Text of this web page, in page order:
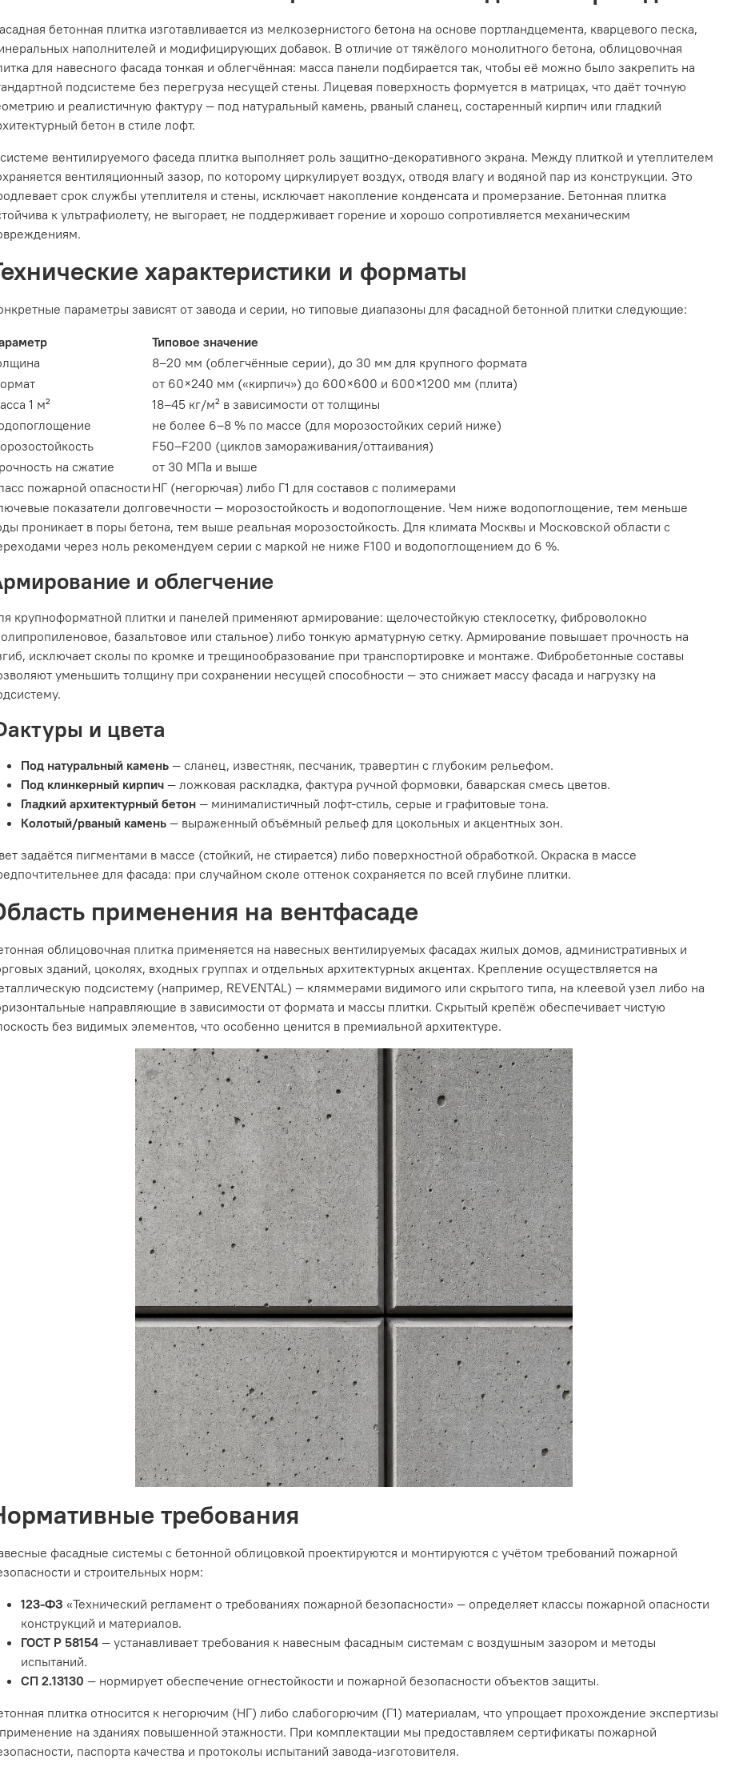
бетонная плитка изготавливается из мелкозернистого бетона на основе портландцемента, кварцевого песка,
наполнителей и модифицирующих добавок. В отличие от тяжёлого монолитного бетона, облицовочная
для навесного фасада тонкая и облегчённая: масса панели подбирается так, чтобы её можно было закрепить на
подсистеме без перегруза несущей стены. Лицевая поверхность формуется в матрицах, что даёт точную
и реалистичную фактуру — под натуральный камень, рваный сланец, состаренный кирпич или гладкий
бетон в стиле лофт.
вентилируемого фаседа плитка выполняет роль защитно-декоративного экрана. Между плиткой и утеплителем
вентиляционный зазор, по которому циркулирует воздух, отводя влагу и водяной пар из конструкции. Это
срок службы утеплителя и стены, исключает накопление конденсата и промерзание. Бетонная плитка
к ультрафиолету, не выгорает, не поддерживает горение и хорошо сопротивляется механическим
характеристики и форматы
параметры зависят от завода и серии, но типовые диапазоны для фасадной бетонной плитки следующие:
Типовое значение
8–20 мм (облегчённые серии), до 30 мм для крупного формата
от 60×240 мм («кирпич») до 600×600 и 600×1200 мм (плита)
1 м²
18–45 кг/м² в зависимости от толщины
не более 6–8 % по массе (для морозостойких серий ниже)
F50–F200 (циклов замораживания/оттаивания)
на сжатие
от 30 МПа и выше
пожарной опасности НГ (негорючая) либо Г1 для составов с полимерами
показатели долговечности — морозостойкость и водопоглощение. Чем ниже водопоглощение, тем меньше
проникает в поры бетона, тем выше реальная морозостойкость. Для климата Москвы и Московской области с
через ноль рекомендуем серии с маркой не ниже F100 и водопоглощением до 6 %.
и облегчение
крупноформатной плитки и панелей применяют армирование: щелочестойкую стеклосетку, фиброволокно
базальтовое или стальное) либо тонкую арматурную сетку. Армирование повышает прочность на
исключает сколы по кромке и трещинообразование при транспортировке и монтаже. Фибробетонные составы
уменьшить толщину при сохранении несущей способности — это снижает массу фасада и нагрузку на
и цвета
Под натуральный камень — сланец, известняк, песчаник, травертин с глубоким рельефом.
Под клинкерный кирпич — ложковая раскладка, фактура ручной формовки, баварская смесь цветов.
Гладкий архитектурный бетон — минималистичный лофт-стиль, серые и графитовые тона.
Колотый/рваный камень — выраженный объёмный рельеф для цокольных и акцентных зон.
задаётся пигментами в массе (стойкий, не стирается) либо поверхностной обработкой. Окраска в массе
для фасада: при случайном сколе оттенок сохраняется по всей глубине плитки.
применения на вентфасаде
облицовочная плитка применяется на навесных вентилируемых фасадах жилых домов, административных и
зданий, цоколях, входных группах и отдельных архитектурных акцентах. Крепление осуществляется на
подсистему (например, REVENTAL) — кляммерами видимого или скрытого типа, на клеевой узел либо на
направляющие в зависимости от формата и массы плитки. Скрытый крепёж обеспечивает чистую
без видимых элементов, что особенно ценится в премиальной архитектуре.
требования
фасадные системы с бетонной облицовкой проектируются и монтируются с учётом требований пожарной
и строительных норм:
123-ФЗ «Технический регламент о требованиях пожарной безопасности» — определяет классы пожарной опасности
конструкций и материалов.
ГОСТ Р 58154 — устанавливает требования к навесным фасадным системам с воздушным зазором и методы
испытаний.
СП 2.13130 — нормирует обеспечение огнестойкости и пожарной безопасности объектов защиты.
плитка относится к негорючим (НГ) либо слабогорючим (Г1) материалам, что упрощает прохождение экспертизы
на зданиях повышенной этажности. При комплектации мы предоставляем сертификаты пожарной
паспорта качества и протоколы испытаний завода-изготовителя.